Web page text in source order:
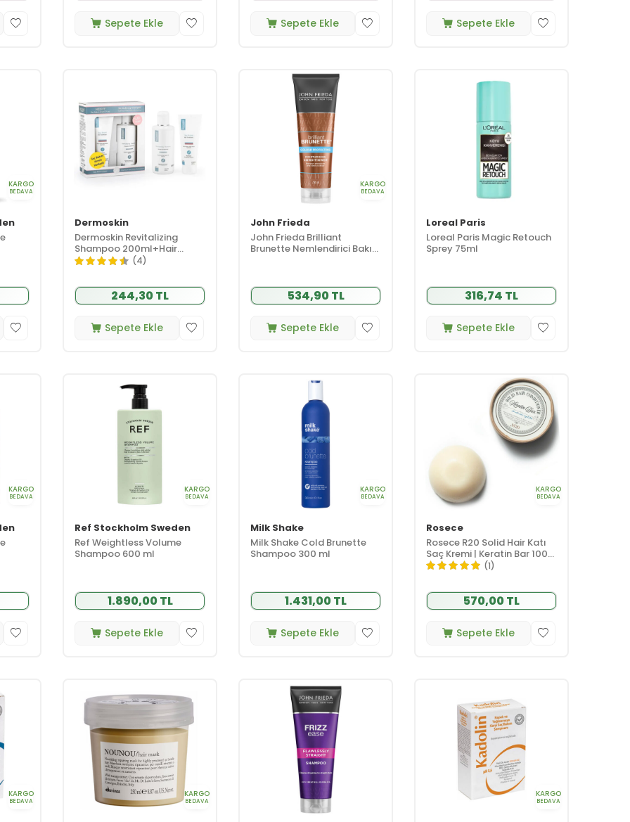
Sepete Ekle Sepete Ekle Sepete Ekle
KARGO
BEDAVA
Dermoskin
​Dermoskin Revitalizing
Shampoo 200ml+Hair
Conditioner 75ml HEDİYE
(4)
244,30 TL
Sepete Ekle
KARGO
BEDAVA
John Frieda
John Frieda Brilliant
Brunette Nemlendirici Bakım
534,90 TL
Sepete Ekle
Loreal Paris
Loreal Paris Magic Retouch
Sprey 75ml
316,74 TL
Sepete Ekle
KARGO
BEDAVA
KARGO
BEDAVA
Ref Stockholm Sweden
Ref Weightless Volume
Shampoo 600 ml
1.890,00 TL
Sepete Ekle
KARGO
BEDAVA
Milk Shake
Milk Shake Cold Brunette
Shampoo 300 ml
1.431,00 TL
Sepete Ekle
KARGO
BEDAVA
Rosece
Rosece R20 Solid Hair Katı
Saç Kremi | Keratin Bar 100
gr
(1)
570,00 TL
Sepete Ekle
KARGO
BEDAVA
KARGO
BEDAVA
KARGO
BEDAVA